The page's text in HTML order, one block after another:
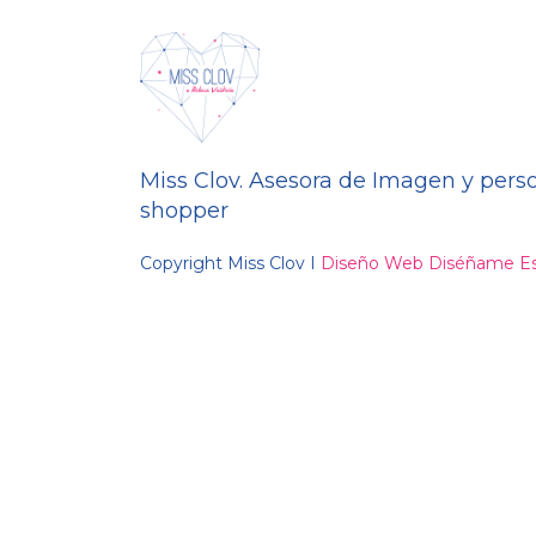
Miss Clov. Asesora de Imagen y
shopper
Copyright Miss Clov I Diseño Web Diséñame